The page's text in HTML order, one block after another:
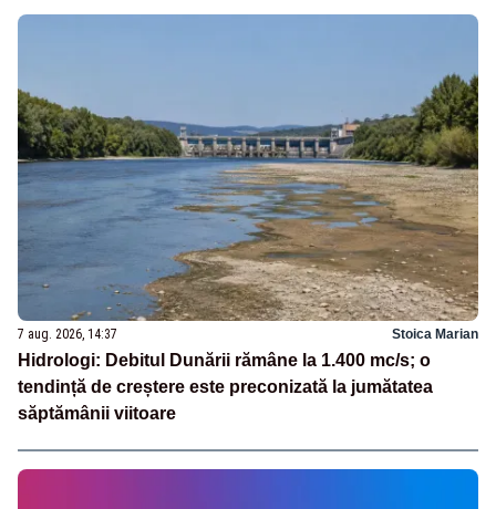
7 aug. 2026, 14:37 Stoica Marian
Hidrologi: Debitul Dunării rămâne la 1.400 mc/s; o
tendință de creștere este preconizată la jumătatea
săptămânii viitoare